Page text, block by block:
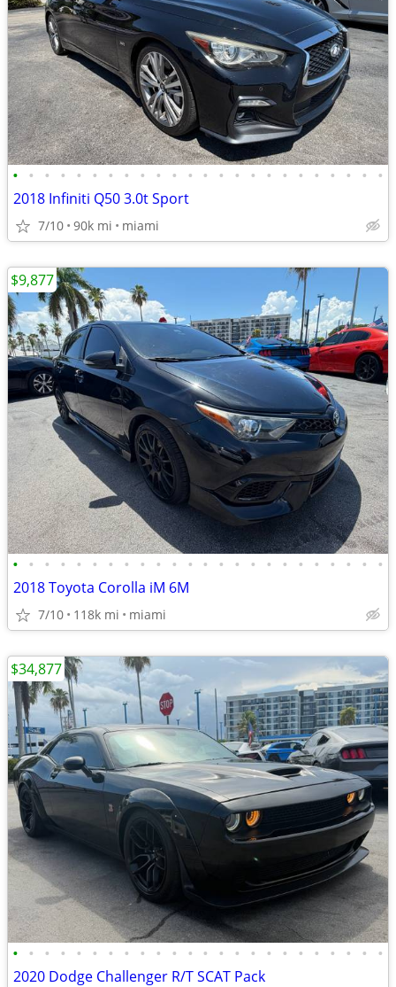
• • • • • • • • • • • • • • • • • • • • • • • •
2018 Infiniti Q50 3.0t Sport
7/10 90k mi miami
• • • • • • • • • • • • • • • • • • • • • • • •
2018 Toyota Corolla iM 6M
7/10 118k mi miami
$9,877
• • • • • • • • • • • • • • • • • • • • • • • •
2020 Dodge Challenger R/T SCAT Pack
$34,877